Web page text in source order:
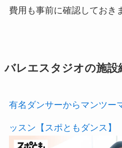
費用も事前に確認しておき
バレエスタジオの施設
有名ダンサーからマンツー
ッスン【スポともダンス】